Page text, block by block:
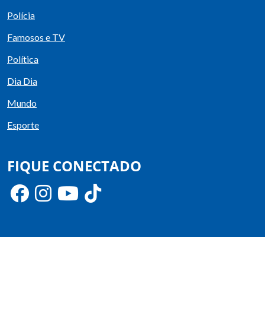
Polícia
Famosos e TV
Política
Dia Dia
Mundo
Esporte
FIQUE CONECTADO